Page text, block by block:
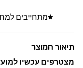
מתחייבים
תיאור המוצר
מצטרפים עכשיו